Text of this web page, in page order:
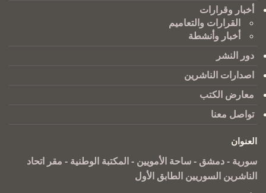
أخبار وقرارات
القرارات والتعاميم
أخبار وأنشطة
دور النشر
اصدارات الناشرين
معارض الكتب
تواصل معنا
العنوان
سورية - دمشق - ساحة الأمويين - المكتبة الوطنية - مقر اتحاد
الناشرين السوريين الطابق الأول